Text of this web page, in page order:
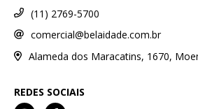
(11) 2769-5700
comercial@belaidade.com.br
Alameda dos Maracatins, 1670,
REDES SOCIAIS